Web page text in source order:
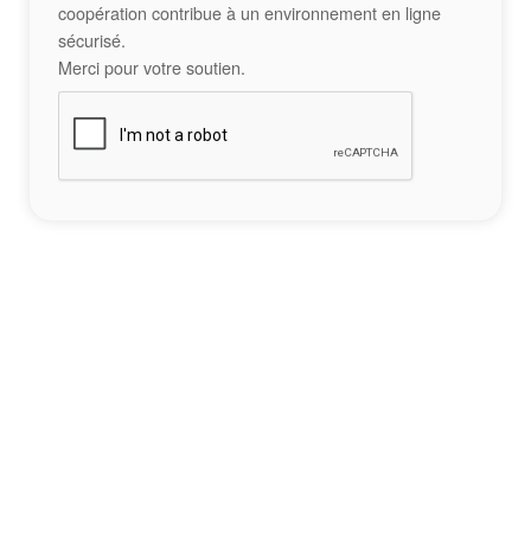
coopération contribue à un environnement en ligne
sécurisé.
Merci pour votre soutien.